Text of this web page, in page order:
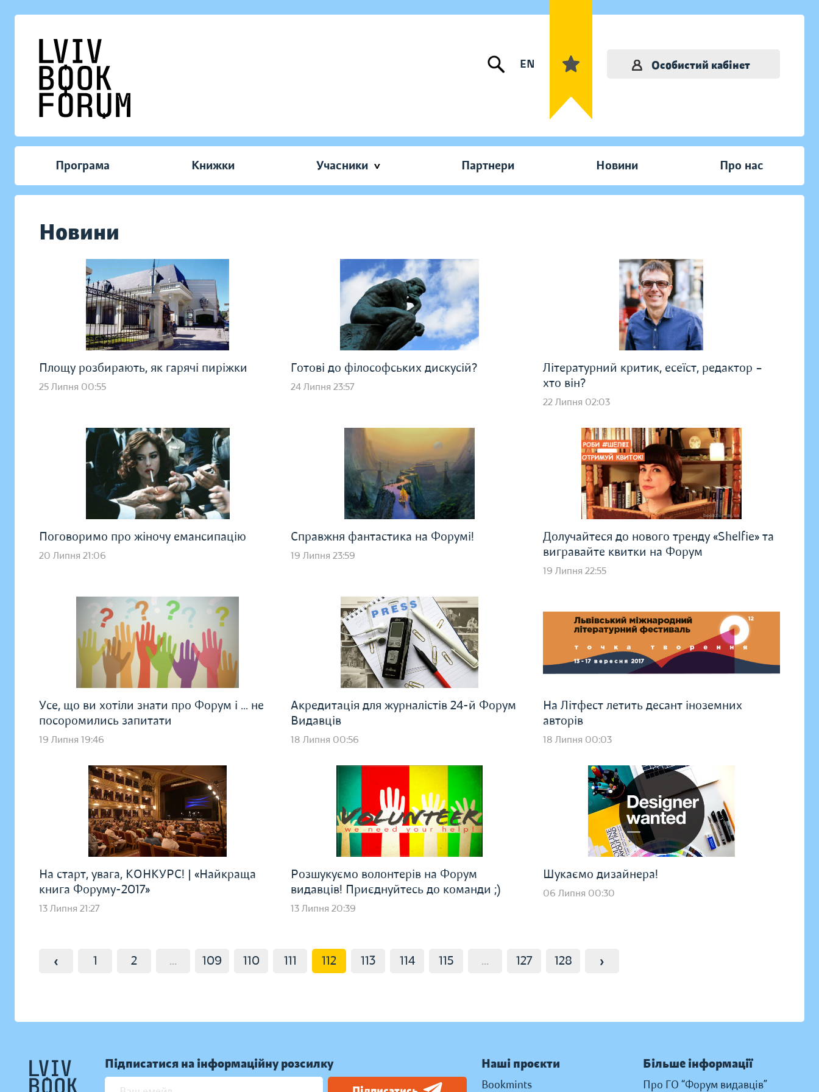
EN Особистий кабінет
Програма Книжки Учасники Партнери Новини Про нас
Новини
Площу розбирають, як гарячі пиріжки
25 Липня 00:55
Готові до філософських дискусій?
24 Липня 23:57
Літературний критик, есеїст, редактор –
хто він?
22 Липня 02:03
Поговоримо про жіночу емансипацію
20 Липня 21:06
Справжня фантастика на Форумі!
19 Липня 23:59
Долучайтеся до нового тренду «Shelfie» та
вигравайте квитки на Форум
19 Липня 22:55
Усе, що ви хотіли знати про Форум і … не
посоромились запитати
19 Липня 19:46
Акредитація для журналістів 24-й Форум
Видавців
18 Липня 00:56
На Літфест летить десант іноземних
авторів
18 Липня 00:03
На старт, увага, КОНКУРС! | «Найкраща
книга Форуму-2017»
13 Липня 21:27
Розшукуємо волонтерів на Форум
видавців! Приєднуйтесь до команди ;)
13 Липня 20:39
Шукаємо дизайнера!
06 Липня 00:30
‹ 1 2 ... 109 110 111 112 113 114 115 ... 127 128 ›
Підписатися на інформаційну розсилку Наші проєкти
Bookmints
Більше інформації
Про ГО “Форум видавців”